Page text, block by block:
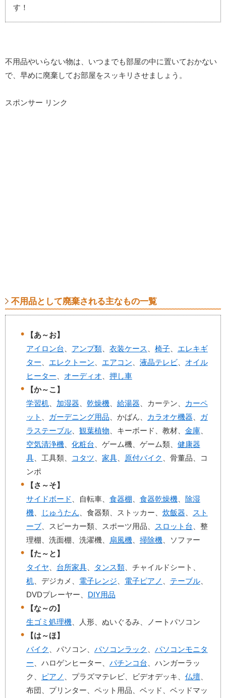
す！
不用品やいらない物は、いつまでも部屋の中に置いておかない
で、早めに廃棄してお部屋をスッキリさせましょう。
スポンサー リンク
不用品として廃棄される主なもの一覧
【あ～お】
アイロン台
アンプ類、 衣装ケース 椅子、 エレキギ
ター
エレクトーン エアコン 液晶テレビ、 オイル
ヒーター
オーディオ
押し車
【か～こ】
学習机、 加湿器 乾燥機、 給湯器 、カーテン、
カーペ
ット
ガーデニング用品 、かばん、 カラオケ機器
ガ
ラステーブル、 観葉植物 、キーボード、教材、 金庫、
空気清浄機、 化粧台 、ゲーム機、ゲーム類、 健康器
具 、工具類、 コタツ 家具、 原付バイク
、骨董品、コ
ンポ
【さ～そ】
サイドボード
、自転車、 食器棚 食器乾燥機、 除湿
機
じゅうたん 、食器類、ストッカー、 炊飯器
スト
ーブ、スピーカー類、スポーツ用品、 スロット台 、整
理棚、洗面棚、洗濯機、
扇風機、 掃除機、ソファー
【た～と】
タイヤ
台所家具、 タンス類、チャイルドシート、
机 、デジカメ、 電子レンジ 電子ピアノ テーブル、
DVDプレーヤー、 DIY用品
【な～の】
生ゴミ処理機、人形、ぬいぐるみ、ノートパソコン
【は～ほ】
バイク
、パソコン、 パソコンラック
パソコンモニタ
ー 、ハロゲンヒーター、 パチンコ台 、ハンガーラッ
ク、
ピアノ 、プラズマテレビ、ビデオデッキ、 仏壇
布団、プリンター、ペット用品、ベッド、ベッドマッ